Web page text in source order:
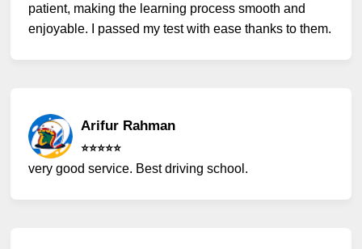
patient, making the learning process smooth and
enjoyable. I passed my test with ease thanks to them.
Arifur Rahman
⭐️⭐️⭐️⭐️⭐️
very good service. Best driving school.